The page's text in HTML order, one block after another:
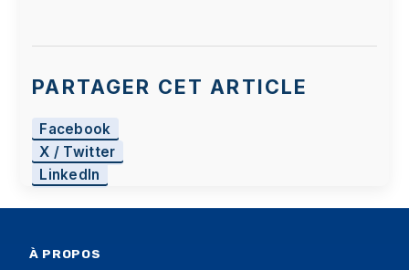
PARTAGER CET ARTICLE
Facebook
X / Twitter
LinkedIn
À PROPOS